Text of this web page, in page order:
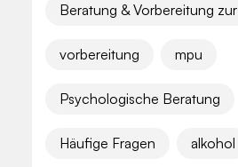
Beratung & Vorbereitung
vorbereitung mpu
Psychologische Beratung
Häufige Fragen alkohol